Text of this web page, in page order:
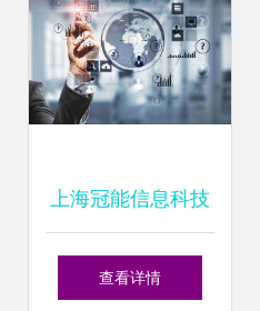
上海冠能信息科技
引领信息科技领域
查看详情